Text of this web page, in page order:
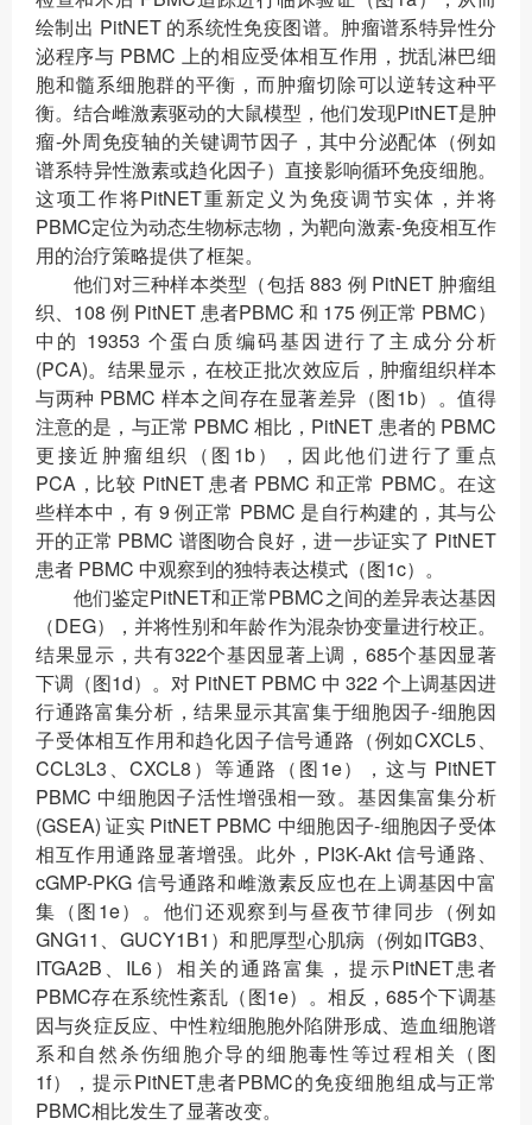
绘制出 PitNET 的系统性免疫图谱。肿瘤谱系特异性分
泌程序与 PBMC 上的相应受体相互作用，扰乱淋巴细
胞和髓系细胞群的平衡，而肿瘤切除可以逆转这种平
衡。结合雌激素驱动的大鼠模型，他们发现PitNET是肿
瘤-外周免疫轴的关键调节因子，其中分泌配体（例如
谱系特异性激素或趋化因子）直接影响循环免疫细胞。
这项工作将PitNET重新定义为免疫调节实体，并将
PBMC定位为动态生物标志物，为靶向激素-免疫相互作
用的治疗策略提供了框架。
他们对三种样本类型（包括 883 例 PitNET 肿瘤组
织、108 例 PitNET 患者PBMC 和 175 例正常 PBMC）
中的 19353 个蛋白质编码基因进行了主成分分析
(PCA)。结果显示，在校正批次效应后，肿瘤组织样本
与两种 PBMC 样本之间存在显著差异（图1b）。值得
注意的是，与正常 PBMC 相比，PitNET 患者的 PBMC
更接近肿瘤组织（图1b），因此他们进行了重点
PCA，比较 PitNET 患者 PBMC 和正常 PBMC。在这
些样本中，有 9 例正常 PBMC 是自行构建的，其与公
开的正常 PBMC 谱图吻合良好，进一步证实了 PitNET
患者 PBMC 中观察到的独特表达模式（图1c）。
他们鉴定PitNET和正常PBMC之间的差异表达基因
（DEG），并将性别和年龄作为混杂协变量进行校正。
结果显示，共有322个基因显著上调，685个基因显著
下调（图1d）。对 PitNET PBMC 中 322 个上调基因进
行通路富集分析，结果显示其富集于细胞因子-细胞因
子受体相互作用和趋化因子信号通路（例如CXCL5、
CCL3L3、CXCL8）等通路（图1e），这与 PitNET
PBMC 中细胞因子活性增强相一致。基因集富集分析
(GSEA) 证实 PitNET PBMC 中细胞因子-细胞因子受体
相互作用通路显著增强。此外，PI3K-Akt 信号通路、
cGMP-PKG 信号通路和雌激素反应也在上调基因中富
集（图1e）。他们还观察到与昼夜节律同步（例如
GNG11、GUCY1B1）和肥厚型心肌病（例如ITGB3、
ITGA2B、IL6）相关的通路富集，提示PitNET患者
PBMC存在系统性紊乱（图1e）。相反，685个下调基
因与炎症反应、中性粒细胞胞外陷阱形成、造血细胞谱
系和自然杀伤细胞介导的细胞毒性等过程相关（图
1f），提示PitNET患者PBMC的免疫细胞组成与正常
PBMC相比发生了显著改变。